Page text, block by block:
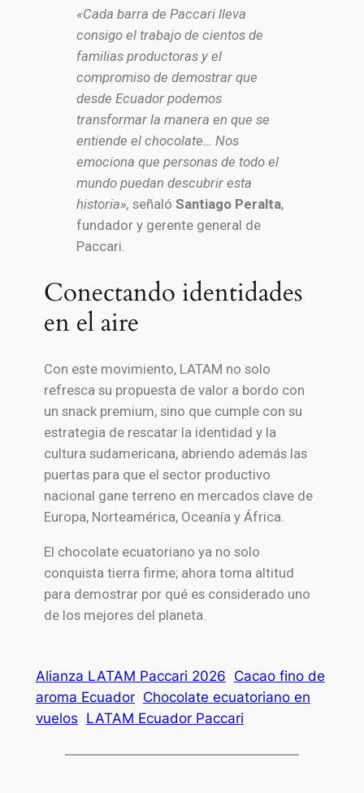
«Cada barra de Paccari lleva
consigo el trabajo de cientos de
familias productoras y el
compromiso de demostrar que
desde Ecuador podemos
transformar la manera en que se
entiende el chocolate… Nos
emociona que personas de todo el
mundo puedan descubrir esta
historia», señaló Santiago Peralta,
fundador y gerente general de
Paccari.
Conectando identidades
en el aire
Con este movimiento, LATAM no solo
refresca su propuesta de valor a bordo con
un snack premium, sino que cumple con su
estrategia de rescatar la identidad y la
cultura sudamericana, abriendo además las
puertas para que el sector productivo
nacional gane terreno en mercados clave de
Europa, Norteamérica, Oceanía y África.
El chocolate ecuatoriano ya no solo
conquista tierra firme; ahora toma altitud
para demostrar por qué es considerado uno
de los mejores del planeta.
Alianza LATAM Paccari 2026 Cacao fino de
aroma Ecuador Chocolate ecuatoriano en
vuelos LATAM Ecuador Paccari